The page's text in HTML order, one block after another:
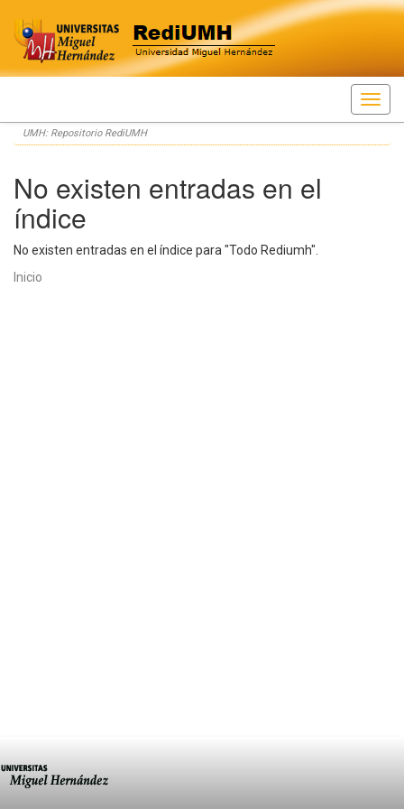
Skip
navigation
UMH: Repositorio RediUMH
No existen entradas en el
índice
No existen entradas en el índice para "Todo Rediumh".
Inicio